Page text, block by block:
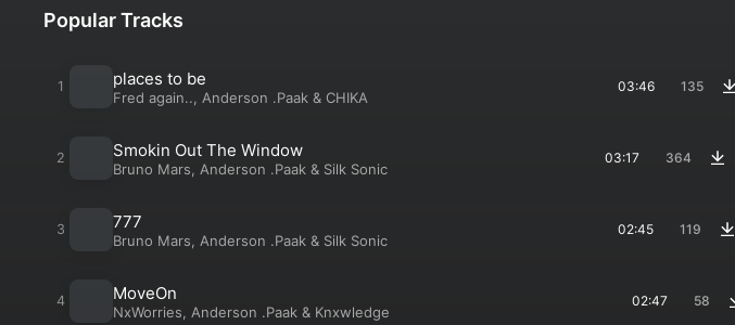
Popular Tracks
places to be
Fred again.. Anderson .Paak & CHIKA
03:46 135
Smokin Out The Window
Bruno Mars Anderson .Paak & Silk Sonic
03:17 364
777
Bruno Mars Anderson .Paak & Silk Sonic
02:45 119
MoveOn
NxWorries Anderson .Paak & Knxwledge
02:47 58